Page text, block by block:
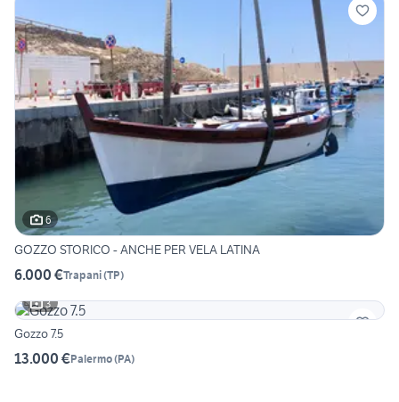
6
GOZZO STORICO - ANCHE PER VELA LATINA
6.000 €Trapani(TP)
3
Gozzo 7.5
13.000 €Palermo(PA)